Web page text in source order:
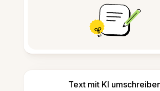
Text mit KI